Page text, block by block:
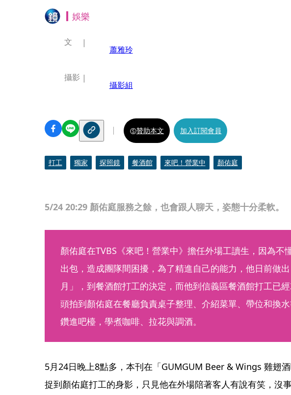
娛樂
5/24 20:29 顏佑庭服務之餘，也會跟人聊天，姿態十分柔軟。
文
蕭雅玲
攝影
攝影組
贊助本文 加入訂閱會員
打工 獨家 探照鏡 餐酒館 來吧！營業中 顏佑庭
顏佑庭在TVBS《來吧！營業中》擔任外場工讀生，因為不
出包，造成團隊間困擾，為了精進自己的能力，他日前做
月」，到餐酒館打工的決定，而他到信義區餐酒館打工已
頭拍到顏佑庭在餐廳負責桌子整理、介紹菜單、帶位和換
鑽進吧檯，學煮咖啡、拉花與調酒。
5月24日晚上8點多，本刊在「GUMGUM Beer & Wings 雞翅
捉到顏佑庭打工的身影，只見他在外場陪著客人有說有笑，沒